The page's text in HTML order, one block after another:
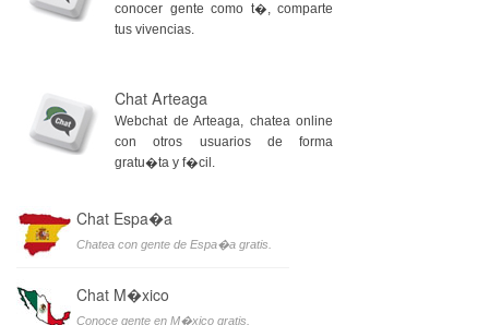
conocer gente como t�, comparte
tus vivencias.
Chat Arteaga
Webchat de Arteaga, chatea online
con otros usuarios de forma
gratu�ta y f�cil.
Chat Espa�a
Chatea con gente de Espa�a gratis.
Chat M�xico
Conoce gente en M�xico gratis.